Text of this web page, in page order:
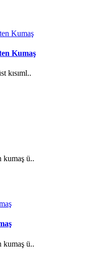
Kumaş
kısıml..
kumaş ü..
kumaş ü..